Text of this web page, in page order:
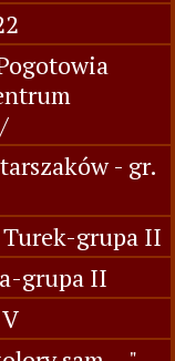
- gr.
grupa II
grupa II